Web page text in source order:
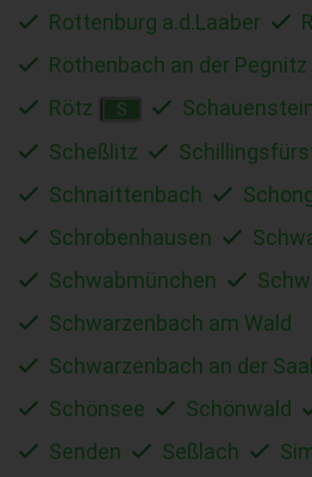
Rottenburg a.d.Laaber
Röthenbach an der Pegnitz
Rötz
S
Scheßlitz
Schnaittenbach
Schrobenhausen
Schwabmünchen
Schwarzenbach am Wald
Schwarzenbach an der
Schönsee
Schönwald
Senden
Seßlach